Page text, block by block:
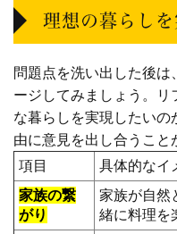
理想の暮らし
問題点を洗い出した後は
ージしてみましょう。リ
な暮らしを実現したいの
由に意見を出し合うこと
項目
具体的なイ
家族の繋
がり
家族が自然
緒に料理を